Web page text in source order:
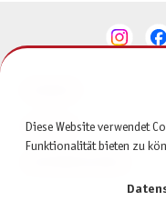
SERVICE
Diese Website verwendet
Funktionalität bieten zu